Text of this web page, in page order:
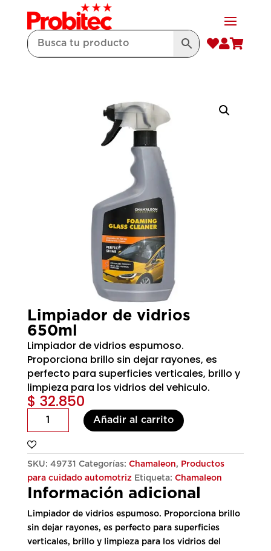

Limpiador de vidrios
650ml
Limpiador de vidrios espumoso.
Proporciona brillo sin dejar rayones, es
perfecto para superficies verticales, brillo y
limpieza para los vidrios del vehiculo.
$ 32.850
Limpiador
vidrios
650ml
Añadir al carrito
SKU: 49731 Categorías: Chamaleon, Productos
para cuidado automotriz Etiqueta: Chamaleon
Información adicional
Limpiador de vidrios espumoso. Proporciona brillo
sin dejar rayones, es perfecto para superficies
verticales, brillo y limpieza para los vidrios del